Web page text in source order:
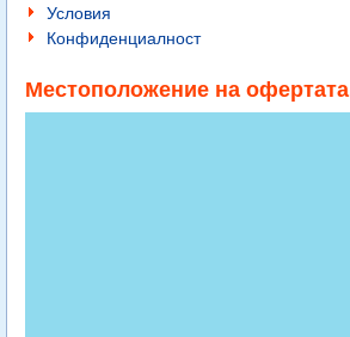
Условия
Конфиденциалност
Местоположение на офертата